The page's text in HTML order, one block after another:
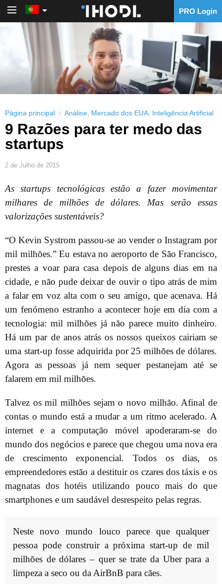
PRO Login
Página principal Análise Mercado dos EUA Inteligência Artificial
9 Razões para ter medo das
startups
2 de Julho de 2015
As startups tecnológicas estão a fazer movimentar
milhares de milhões de dólares. Mas serão essas
valorizações sustentáveis?
“O Kevin Systrom passou-se ao vender o Instagram por
mil milhões.” Eu estava no aeroporto de São Francisco,
prestes a voar para casa depois de alguns dias em na
cidade, e não pude deixar de ouvir o tipo atrás de mim
a falar em voz alta com o seu amigo, que acenava. Há
um fenómeno estranho a acontecer hoje em dia com a
tecnologia: mil milhões já não parece muito dinheiro.
Há um par de anos atrás os nossos queixos cairiam se
uma start-up fosse adquirida por 25 milhões de dólares.
Agora as pessoas já nem sequer pestanejam até se
falarem em mil milhões.
Talvez os mil milhões sejam o novo milhão. Afinal de
contas o mundo está a mudar a um ritmo acelerado. A
internet e a computação móvel apoderaram-se do
mundo dos negócios e parece que chegou uma nova era
de crescimento exponencial. Todos os dias, os
empreendedores estão a destituir os czares dos táxis e os
magnatas dos hotéis utilizando pouco mais do que
smartphones e um saudável desrespeito pelas regras.
Neste novo mundo louco parece que qualquer
pessoa pode construir a próxima start-up de mil
milhões de dólares – quer se trate da Uber para a
limpeza a seco ou da AirBnB para cães.